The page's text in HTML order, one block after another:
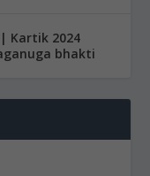
Kartik 2024
bhakti